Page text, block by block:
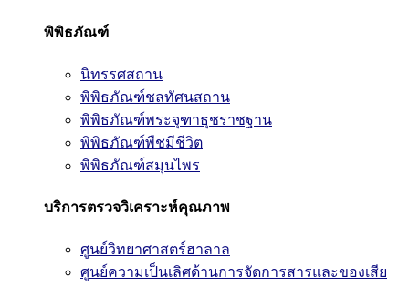
พิพิธภัณฑ์
นิทรรศสถาน
พิพิธภัณฑ์ชลทัศนสถาน
พิพิธภัณฑ์พระจุฑาธุชราชฐาน
พิพิธภัณฑ์พืชมีชีวิต
พิพิธภัณฑ์สมุนไพร
บริการตรวจวิเคราะห์คุณภาพ
ศูนย์วิทยาศาสตร์ฮาลาล
ศูนย์ความเป็นเลิศด้านการจัดการสารและของเสีย